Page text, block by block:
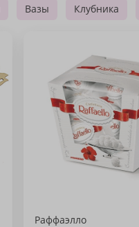
Вазы Клубника
Раффаэлло